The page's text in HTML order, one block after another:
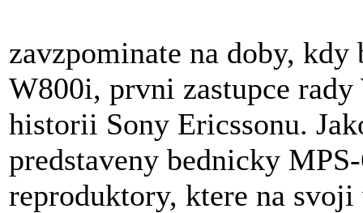
zavzpominate na doby,
W800i, prvni zastupce
historii Sony Ericssonu.
predstaveny bednicky
reproduktory, ktere na